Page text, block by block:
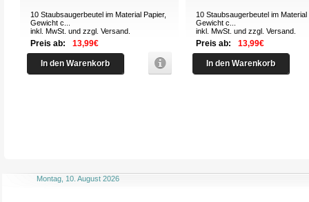
10 Staubsaugerbeutel im Material Papier,
Gewicht c...
inkl. MwSt. und zzgl.Versand
Preis ab: 13,99€
In den Warenkorb
10 Staubsaugerbeutel im Material
Gewicht c...
inkl. MwSt. und zzgl.Versand
Preis ab: 13,99€
In den Warenkorb
Montag, 10. August 2026